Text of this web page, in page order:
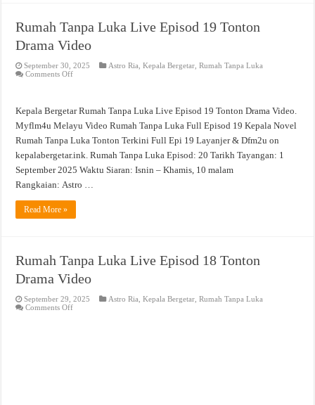
Rumah Tanpa Luka Live Episod 19 Tonton
Drama Video
September 30, 2025 Astro Ria ,Kepala Bergetar ,Rumah Tanpa Luka
Comments Offon
Live
Episod
19
Tonton
Drama
Kepala Bergetar Rumah Tanpa Luka Live Episod 19 Tonton Drama Video.
Myflm4u Melayu Video Rumah Tanpa Luka Full Episod 19 Kepala Novel
Rumah Tanpa Luka Tonton Terkini Full Epi 19 Layanjer & Dfm2u on
kepalabergetar.ink. Rumah Tanpa Luka Episod: 20 Tarikh Tayangan: 1
September 2025 Waktu Siaran: Isnin – Khamis, 10 malam
Rangkaian: Astro …
Read More »
Rumah Tanpa Luka Live Episod 18 Tonton
Drama Video
September 29, 2025 Astro Ria ,Kepala Bergetar ,Rumah Tanpa Luka
Comments Offon